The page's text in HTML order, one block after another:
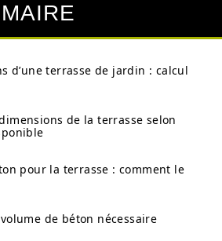
d’une terrasse de jardin : calcul
de la terrasse selon
pour la terrasse : comment le
de béton nécessaire